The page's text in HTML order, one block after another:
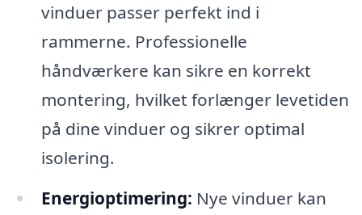
vinduer passer perfekt ind i
rammerne. Professionelle
håndværkere kan sikre en korrekt
montering, hvilket forlænger levetiden
på dine vinduer og sikrer optimal
isolering.
Energioptimering: Nye vinduer kan